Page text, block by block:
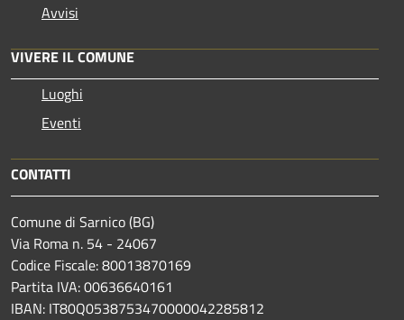
Avvisi
VIVERE IL COMUNE
Luoghi
Eventi
CONTATTI
Comune di Sarnico (BG)
Via Roma n. 54 - 24067
Codice Fiscale: 80013870169
Partita IVA: 00636640161
IBAN: IT80Q0538753470000042285812